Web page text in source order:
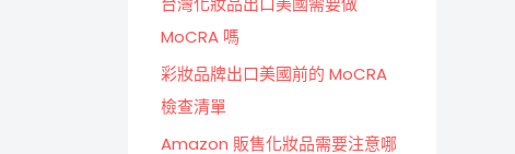
MoCRA 嗎
彩妝品牌出口美國前的 MoCRA
檢查清單
Amazon 販售化妝品需要注意哪